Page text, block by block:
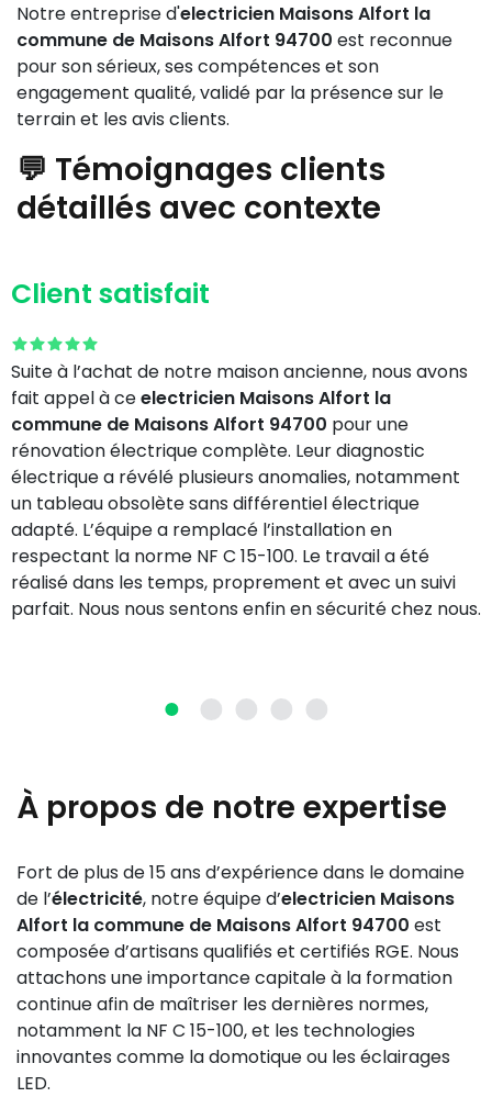
Notre entreprise d'electricien Maisons Alfort la
commune de Maisons Alfort 94700 est reconnue
pour son sérieux, ses compétences et son
engagement qualité, validé par la présence sur le
terrain et les avis clients.
💬 Témoignages clients
détaillés avec contexte
Client satisfait
Suite à l’achat de notre maison ancienne, nous avons
fait appel à ceelectricien Maisons Alfort la
commune de Maisons Alfort 94700 pour une
rénovation électrique complète. Leur diagnostic
électrique a révélé plusieurs anomalies, notamment
un tableau obsolète sans différentiel électrique
adapté. L’équipe a remplacé l’installation en
respectant la norme NF C 15-100. Le travail a été
réalisé dans les temps, proprement et avec un suivi
parfait. Nous nous sentons enfin en sécurité chez nous.
À propos de notre expertise
Fort de plus de 15 ans d’expérience dans le domaine
de l’électricité, notre équipe d’electricien Maisons
Alfort la commune de Maisons Alfort 94700 est
composée d’artisans qualifiés et certifiés RGE. Nous
attachons une importance capitale à la formation
continue afin de maîtriser les dernières normes,
notamment la NF C 15-100, et les technologies
innovantes comme la domotique ou les éclairages
LED.